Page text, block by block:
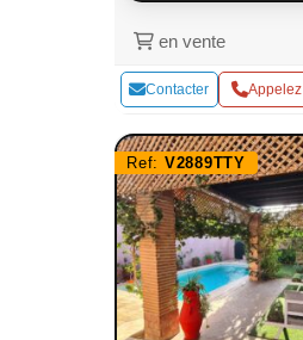
en vente
Contacter Appelez
Ref: V2889TTY